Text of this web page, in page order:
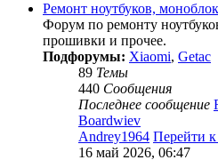
Ремонт ноутбуков,
Форум по ремонту
прошивки и прочее.
Подфорумы: Xiaomi, Getac
89 Темы
440 Сообщения
Последнее сообщение
Boardwiev
Andrey1964 Перейти
16 май 2026, 06:47